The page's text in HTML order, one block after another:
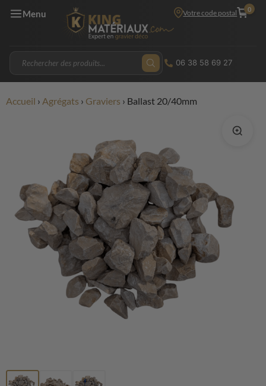
Menu Votre code postal 0
06 38 58 69 27
Accueil › Agrégats › Graviers › Ballast 20/40mm